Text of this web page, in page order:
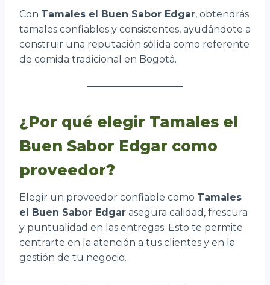
Con Tamales el Buen Sabor Edgar, obtendrás
tamales confiables y consistentes, ayudándote a
construir una reputación sólida como referente
de comida tradicional en Bogotá.
¿Por qué elegir Tamales el
Buen Sabor Edgar como
proveedor?
Elegir un proveedor confiable como Tamales
el Buen Sabor Edgar asegura calidad, frescura
y puntualidad en las entregas. Esto te permite
centrarte en la atención a tus clientes y en la
gestión de tu negocio.